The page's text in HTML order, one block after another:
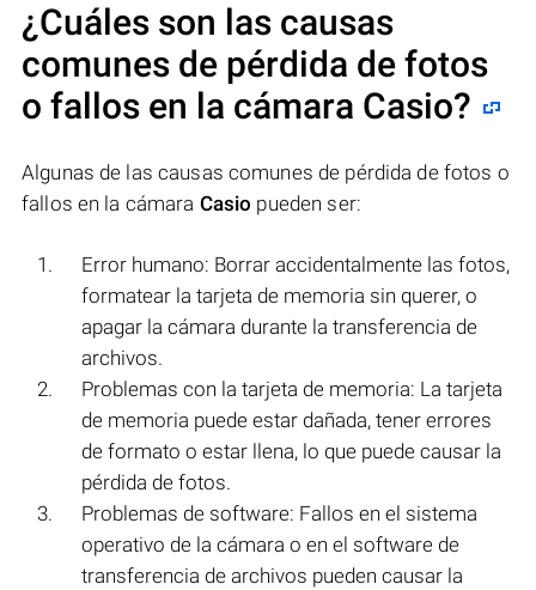
¿Cuáles son las causas
comunes de pérdida de fotos
o fallos en la cámara Casio?
Algunas de las causas comunes de pérdida de fotos o
fallos en la cámara Casio pueden ser:
Error humano: Borrar accidentalmente las fotos,
formatear la tarjeta de memoria sin querer, o
apagar la cámara durante la transferencia de
archivos.
Problemas con la tarjeta de memoria: La tarjeta
de memoria puede estar dañada, tener errores
de formato o estar llena, lo que puede causar la
pérdida de fotos.
Problemas de software: Fallos en el sistema
operativo de la cámara o en el software de
transferencia de archivos pueden causar la